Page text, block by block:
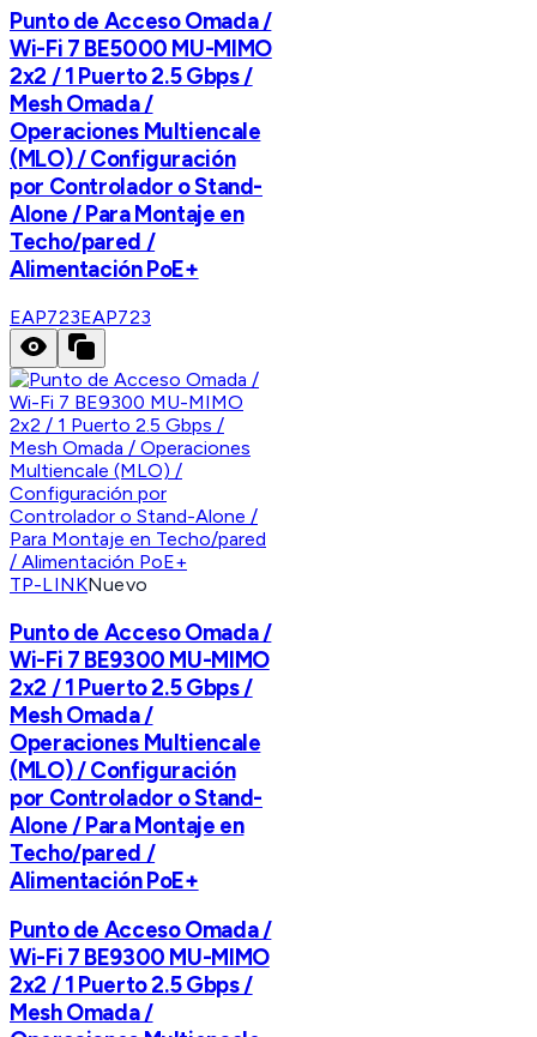
Punto de Acceso Omada /
Wi-Fi 7 BE5000 MU-MIMO
2x2 / 1 Puerto 2.5 Gbps /
Mesh Omada /
Operaciones Multiencale
(MLO) / Configuración
por Controlador o Stand-
Alone / Para Montaje en
Techo/pared /
Alimentación PoE+
EAP723EAP723
TP-LINKNuevo
Punto de Acceso Omada /
Wi-Fi 7 BE9300 MU-MIMO
2x2 / 1 Puerto 2.5 Gbps /
Mesh Omada /
Operaciones Multiencale
(MLO) / Configuración
por Controlador o Stand-
Alone / Para Montaje en
Techo/pared /
Alimentación PoE+
Punto de Acceso Omada /
Wi-Fi 7 BE9300 MU-MIMO
2x2 / 1 Puerto 2.5 Gbps /
Mesh Omada /